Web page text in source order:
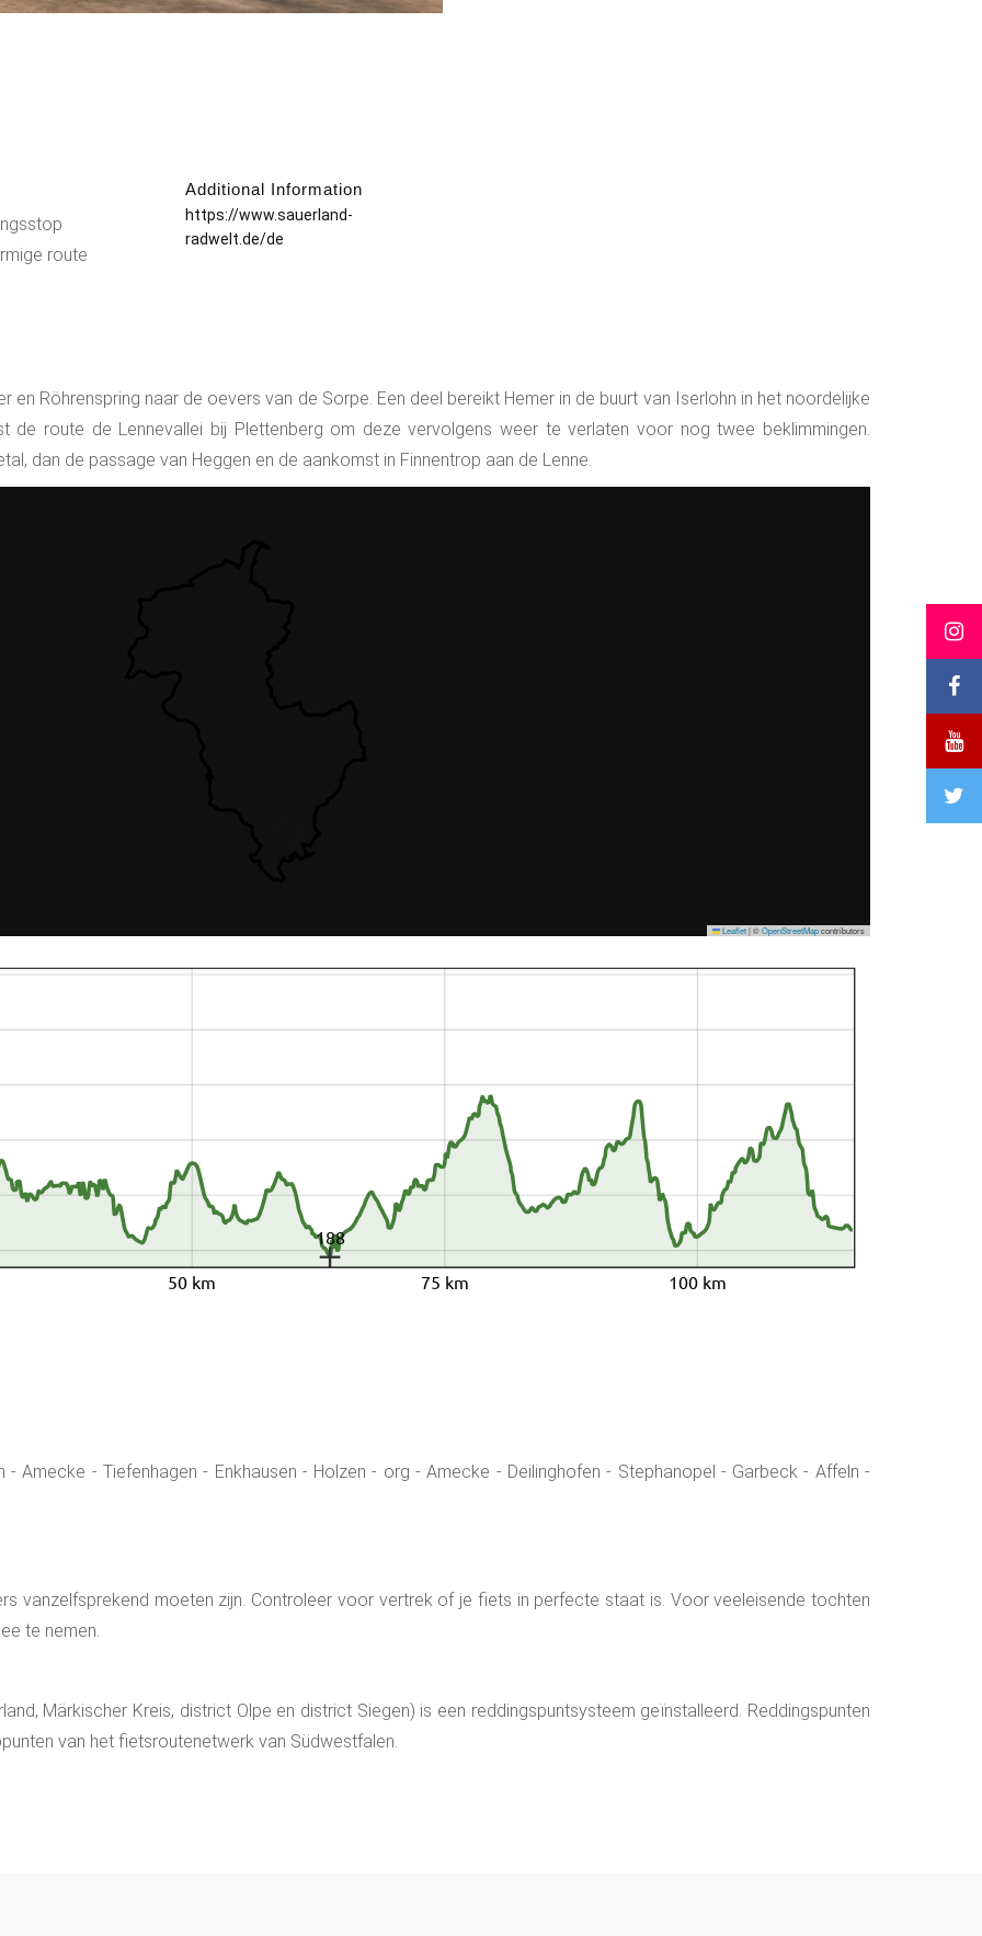
route
Additional Information
https://www.sauerland-
radwelt.de/de
en Röhrenspring naar de oevers van de Sorpe. Een deel bereikt Hemer in de buurt van Iserlohn in het noordelijke
de route de Lennevallei bij Plettenberg om deze vervolgens weer te verlaten voor nog twee beklimmingen.
dan de passage van Heggen en de aankomst in Finnentrop aan de Lenne.
Leaflet|©OpenStreetMapcontributors
50 km 75 km 100 km
188
Amecke - Tiefenhagen - Enkhausen - Holzen - org - Amecke - Deilinghofen - Stephanopel - Garbeck - Affeln -
vanzelfsprekend moeten zijn. Controleer voor vertrek of je fiets in perfecte staat is. Voor veeleisende tochten
te nemen.
Märkischer Kreis, district Olpe en district Siegen) is een reddingspuntsysteem geïnstalleerd. Reddingspunten
van het fietsroutenetwerk van Südwestfalen.